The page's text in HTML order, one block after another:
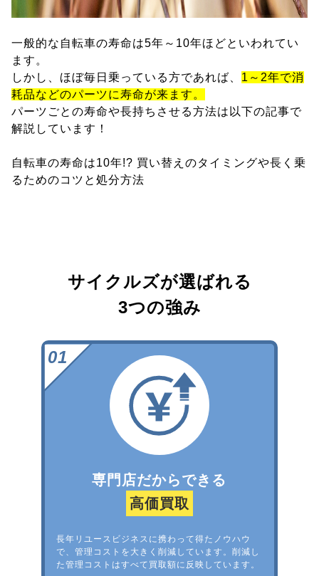
一般的な自転車の寿命は5年～10年ほどといわれてい
ます。
しかし、ほぼ毎日乗っている方であれば、 1～2年で消
耗品などのパーツに寿命が来ます。
パーツごとの寿命や長持ちさせる方法は以下の記事で
解説しています！
自転車の寿命は10年!? 買い替えのタイミングや長く乗
るためのコツと処分方法
サイクルズが選ばれる
3つの強み
専門店だからできる
高価買取
長年リユースビジネスに携わって得たノウハウ
で、管理コストを大きく削減しています。削減し
た管理コストはすべて買取額に反映しています。